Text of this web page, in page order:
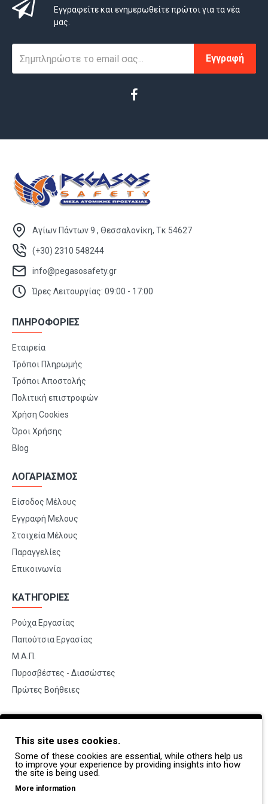
Εγγραφείτε και ενημερωθείτε πρώτοι για τα νέα
μας.
Εγγραφή
Αγίων Πάντων 9 , Θεσσαλονίκη, Τκ 54627
(+30) 2310 548244
info@pegasosafety.gr
Ώρες Λειτουργίας: 09:00 - 17:00
ΠΛΗΡΟΦΟΡΙΕΣ
Εταιρεία
Τρόποι Πληρωμής
Τρόποι Αποστολής
Πολιτική επιστροφών
Χρήση Cookies
Όροι Χρήσης
Blog
ΛΟΓΑΡΙΑΣΜΟΣ
Είσοδος Μέλους
Εγγραφή Μελους
Στοιχεία Μέλους
Παραγγελίες
Επικοινωνία
ΚΑΤΗΓΟΡΙΕΣ
Ρούχα Εργασίας
Παπούτσια Εργασίας
Μ.Α.Π.
Πυροσβέστες - Διασώστες
Πρώτες Βοήθειες
BRANDS
Payper
Dike
Coverguard
Portwest
This site uses cookies.
Some of these cookies are essential, while others help us
to improve your experience by providing insights into how
the site is being used.
More information